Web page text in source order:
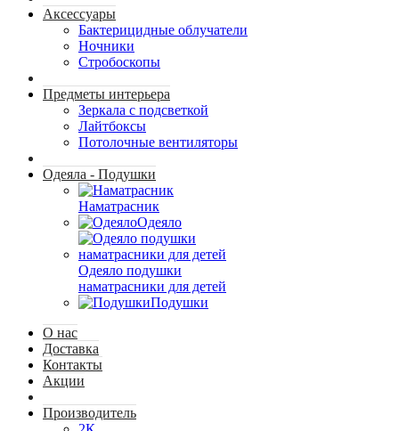
Аксессуары
Бактерицидные облучатели
Ночники
Стробоскопы
Предметы интерьера
Зеркала с подсветкой
Лайтбоксы
Потолочные вентиляторы
Одеяла - Подушки
Наматрасник
Одеяло
Одеяло подушки
наматрасники для детей
Подушки
О нас
Доставка
Контакты
Акции
Производитель